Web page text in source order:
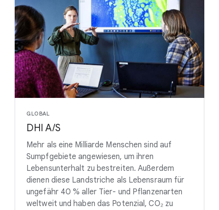
GLOBAL
DHI A/S
Mehr als eine Milliarde Menschen sind auf
Sumpfgebiete angewiesen, um ihren
Lebensunterhalt zu bestreiten. Außerdem
dienen diese Landstriche als Lebensraum für
ungefähr 40 % aller Tier- und Pflanzenarten
weltweit und haben das Potenzial, CO₂ zu